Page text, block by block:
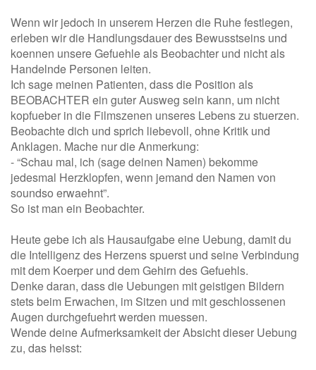
Wenn wir jedoch in unserem Herzen die Ruhe festlegen,
erleben wir die Handlungsdauer des Bewusstseins und
koennen unsere Gefuehle als Beobachter und nicht als
Handelnde Personen leiten.
Ich sage meinen Patienten, dass die Position als
BEOBACHTER ein guter Ausweg sein kann, um nicht
kopfueber in die Filmszenen unseres Lebens zu stuerzen.
Beobachte dich und sprich liebevoll, ohne Kritik und
Anklagen. Mache nur die Anmerkung:
- “Schau mal, ich (sage deinen Namen) bekomme
jedesmal Herzklopfen, wenn jemand den Namen von
soundso erwaehnt”.
So ist man ein Beobachter.
Heute gebe ich als Hausaufgabe eine Uebung, damit du
die Intelligenz des Herzens spuerst und seine Verbindung
mit dem Koerper und dem Gehirn des Gefuehls.
Denke daran, dass die Uebungen mit geistigen Bildern
stets beim Erwachen, im Sitzen und mit geschlossenen
Augen durchgefuehrt werden muessen.
Wende deine Aufmerksamkeit der Absicht dieser Uebung
zu, das heisst: